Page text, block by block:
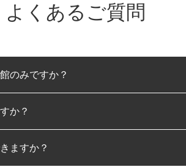
よくあるご質問
のみですか？
。か？
ますか？